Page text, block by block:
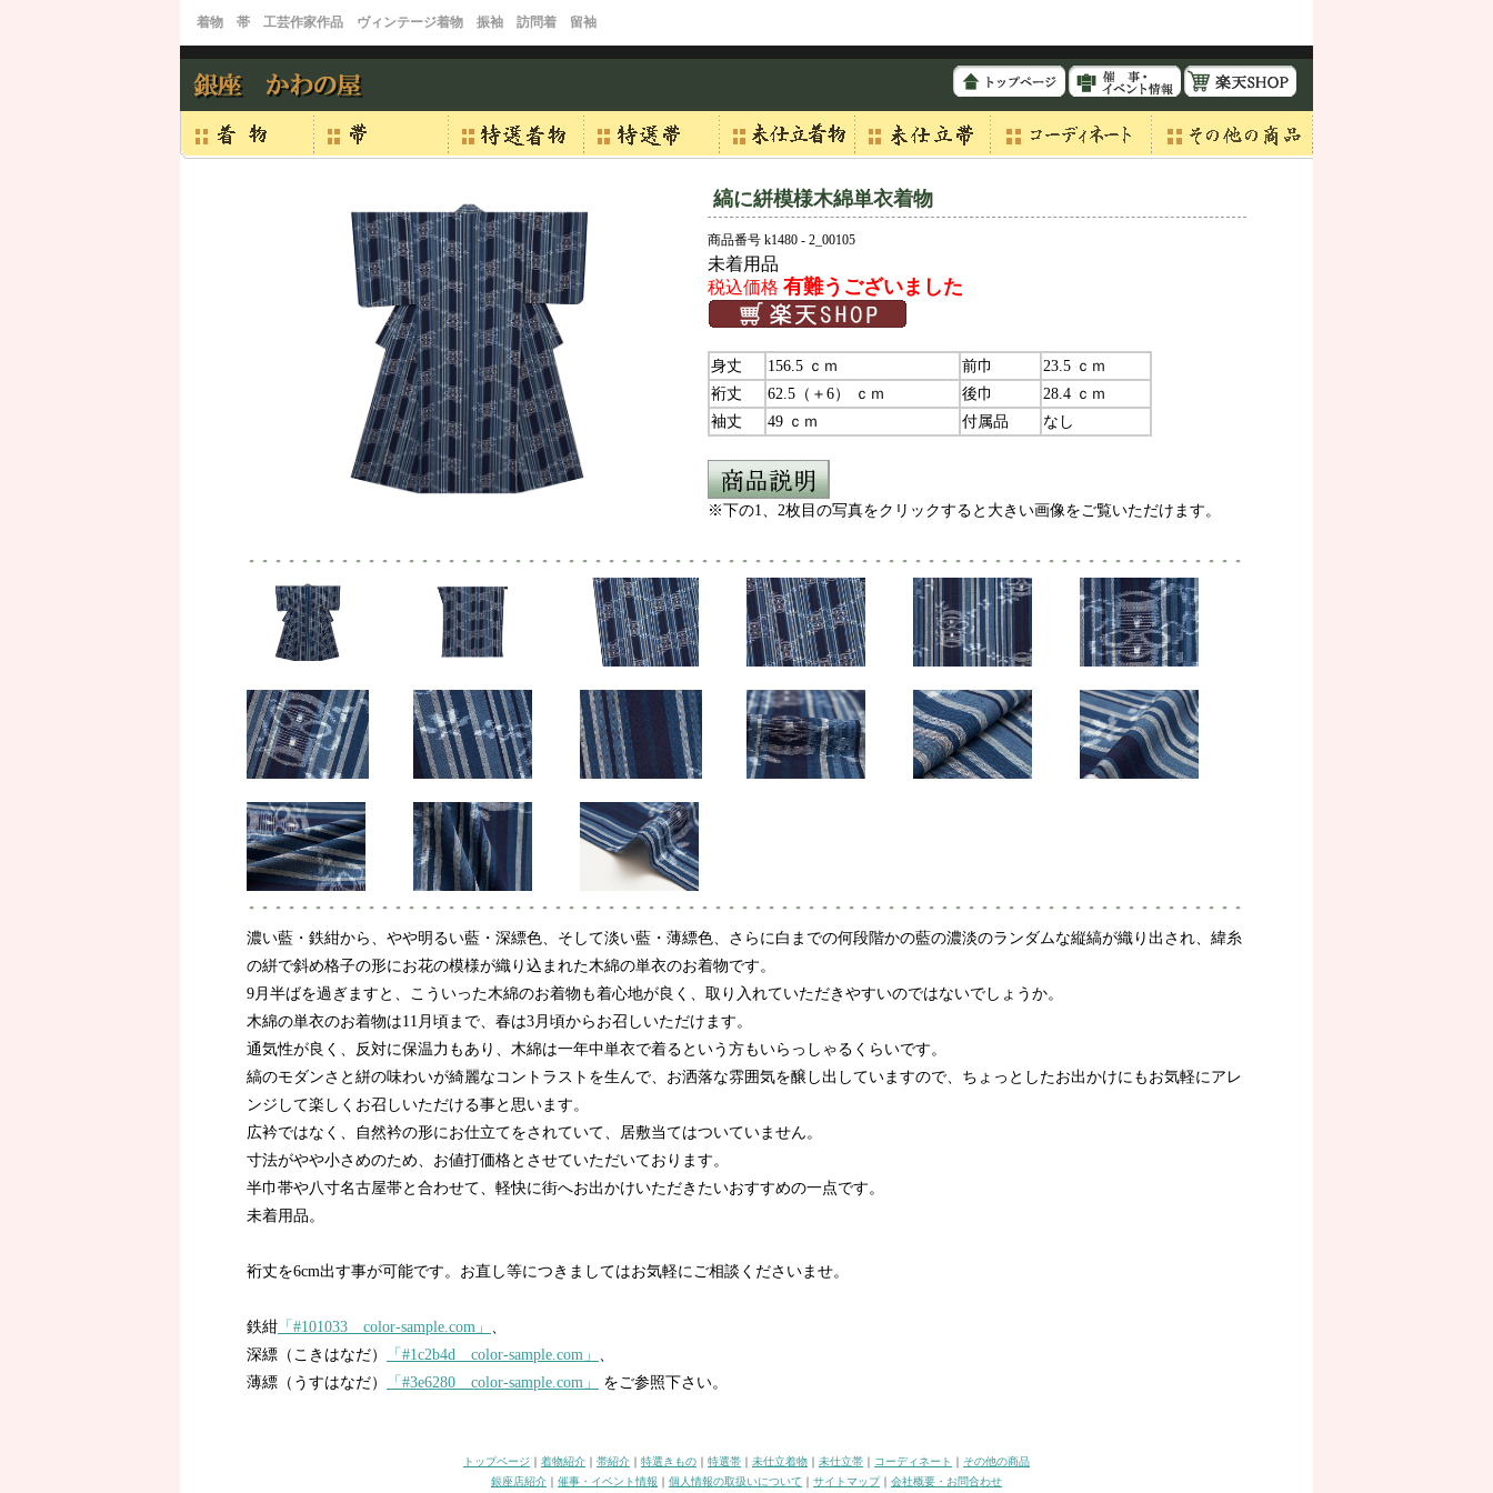
着物 帯 工芸作家作品 ヴィンテージ着物 振袖 訪問着 留袖
縞に絣模様木綿単衣着物
商品番号 k1480 - 2_00105
未着用品
税込価格 有難うございました
身丈 156.5 ｃｍ 前巾
23.5 ｃｍ
裄丈
62.5（＋6） ｃｍ 後巾
28.4 ｃｍ
袖丈
49 ｃｍ 付属品 なし
※下の1、2枚目の写真をクリックすると大きい画像をご覧いただけます。
濃い藍・鉄紺から、やや明るい藍・深縹色、そして淡い藍・薄縹色、さらに白までの何段階かの藍の濃淡のランダムな縦縞が織り出され、緯糸
の絣で斜め格子の形にお花の模様が織り込まれた木綿の単衣のお着物です。
9月半ばを過ぎますと、こういった木綿のお着物も着心地が良く、取り入れていただきやすいのではないでしょうか。
木綿の単衣のお着物は11月頃まで、春は3月頃からお召しいただけます。
通気性が良く、反対に保温力もあり、木綿は一年中単衣で着るという方もいらっしゃるくらいです。
縞のモダンさと絣の味わいが綺麗なコントラストを生んで、お洒落な雰囲気を醸し出していますので、ちょっとしたお出かけにもお気軽にアレ
ンジして楽しくお召しいただける事と思います。
広衿ではなく、自然衿の形にお仕立てをされていて、居敷当てはついていません。
寸法がやや小さめのため、お値打価格とさせていただいております。
半巾帯や八寸名古屋帯と合わせて、軽快に街へお出かけいただきたいおすすめの一点です。
未着用品。
裄丈を6cm出す事が可能です。お直し等につきましてはお気軽にご相談くださいませ。
鉄紺 「#101033 color-sample.com」 、
深縹（こきはなだ）
「#1c2b4d color-sample.com」 、
薄縹（うすはなだ）
「#3e6280 color-sample.com」 をご参照下さい。
トップページ ｜ 着物紹介 ｜ 帯紹介 ｜ 特選きもの ｜ 特選帯 ｜ 未仕立着物 ｜ 未仕立帯 ｜ コーディネート ｜ その他の商品
銀座店紹介 ｜ 催事・イベント情報 ｜ 個人情報の取扱いについて ｜ サイトマップ｜ 会社概要・お問合わせ